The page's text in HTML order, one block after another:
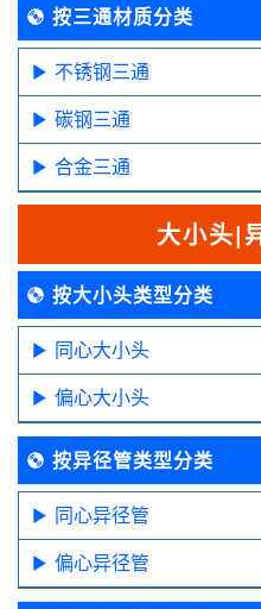
按三通材质分类
不锈钢三通
碳钢三通
合金三通
大小头|
按大小头类型分类
同心大小头
偏心大小头
按异径管类型分类
同心异径管
偏心异径管